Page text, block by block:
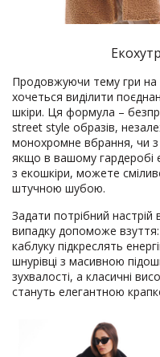
Продовжуючи тему гри на
хочеться виділити
шкіри. Ця формула –
street style образів,
монохромне вбрання, чи
якщо в вашому гардеробі
з екошкіри, можете
штучною шубою.
Задати потрібний
випадку допоможе
каблуку підкреслять
шнурівці з масивною
зухвалості, а класичні
стануть елегантною